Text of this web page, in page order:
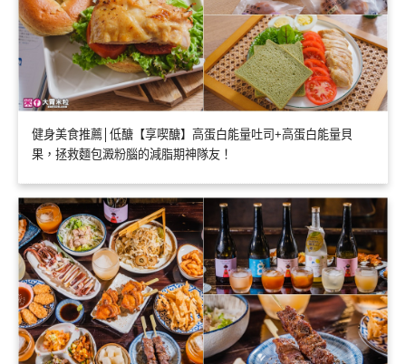
健身美食推薦│低醣【享喫醣】高蛋白能量吐司+高蛋白能量貝
果，拯救麵包澱粉腦的減脂期神隊友！